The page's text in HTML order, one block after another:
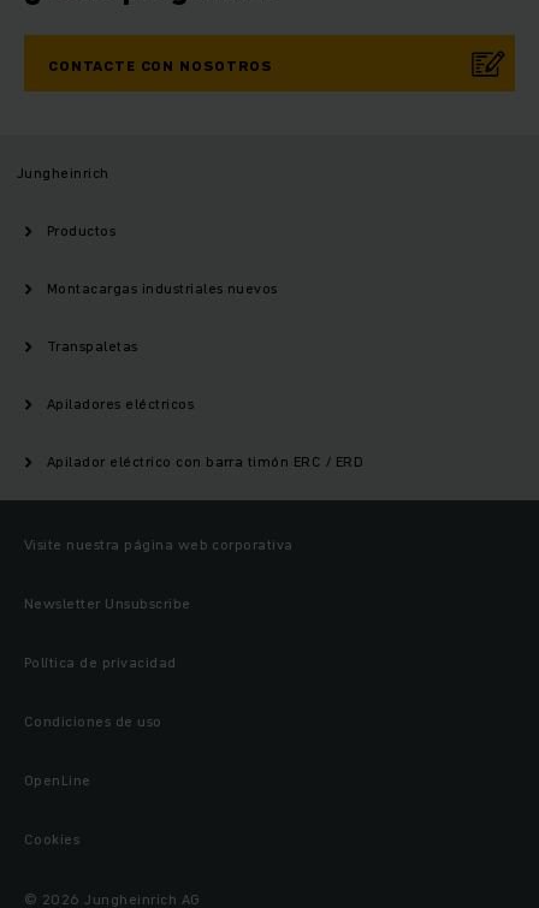
CONTACTE CON NOSOTROS
Jungheinrich
Productos
Montacargas industriales nuevos
Transpaletas
Apiladores eléctricos
Apilador eléctrico con barra timón ERC / ERD
Visite nuestra página web corporativa
Newsletter Unsubscribe
Política de privacidad
Condiciones de uso
OpenLine
Cookies
© 2026 Jungheinrich AG